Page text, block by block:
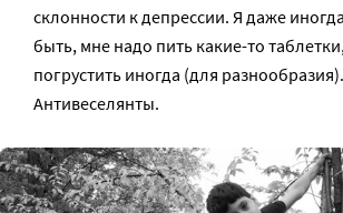
склонности к депрессии. Я даже
быть, мне надо пить какие-то
погрустить иногда (для разнообразия).
Антивеселянты.